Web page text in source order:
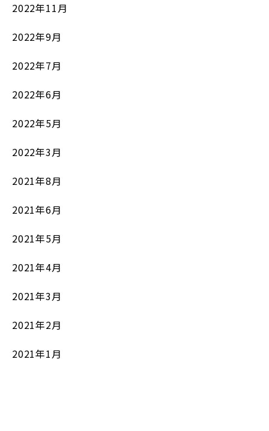
2022年11月
2022年9月
2022年7月
2022年6月
2022年5月
2022年3月
2021年8月
2021年6月
2021年5月
2021年4月
2021年3月
2021年2月
2021年1月